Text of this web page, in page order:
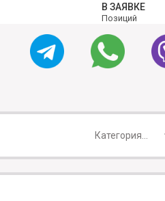
В ЗАЯВКЕ
Позиций
Категория...